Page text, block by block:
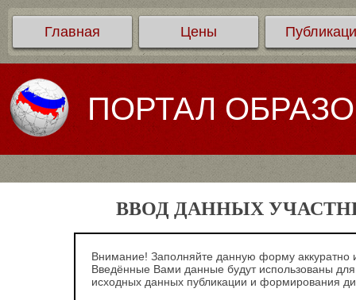
Главная Цены
ПОРТАЛ
ВВОД ДАННЫХ
Внимание! Заполняйте данную форму аккуратно
Введённые Вами данные будут использованы
исходных данных публикации и формирования